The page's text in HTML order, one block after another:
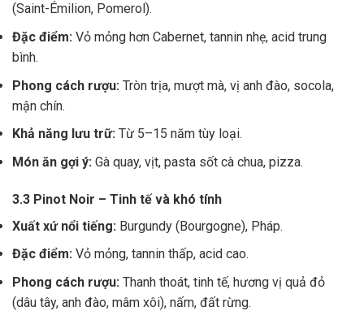
(Saint-Émilion, Pomerol).
Đặc điểm: Vỏ mỏng hơn Cabernet, tannin nhẹ, acid trung
bình.
Phong cách rượu: Tròn trịa, mượt mà, vị anh đào, socola,
mận chín.
Khả năng lưu trữ: Từ 5–15 năm tùy loại.
Món ăn gợi ý: Gà quay, vịt, pasta sốt cà chua, pizza.
3.3 Pinot Noir – Tinh tế và khó tính
Xuất xứ nổi tiếng: Burgundy (Bourgogne), Pháp.
Đặc điểm: Vỏ mỏng, tannin thấp, acid cao.
Phong cách rượu: Thanh thoát, tinh tế, hương vị quả đỏ
(dâu tây, anh đào, mâm xôi), nấm, đất rừng.